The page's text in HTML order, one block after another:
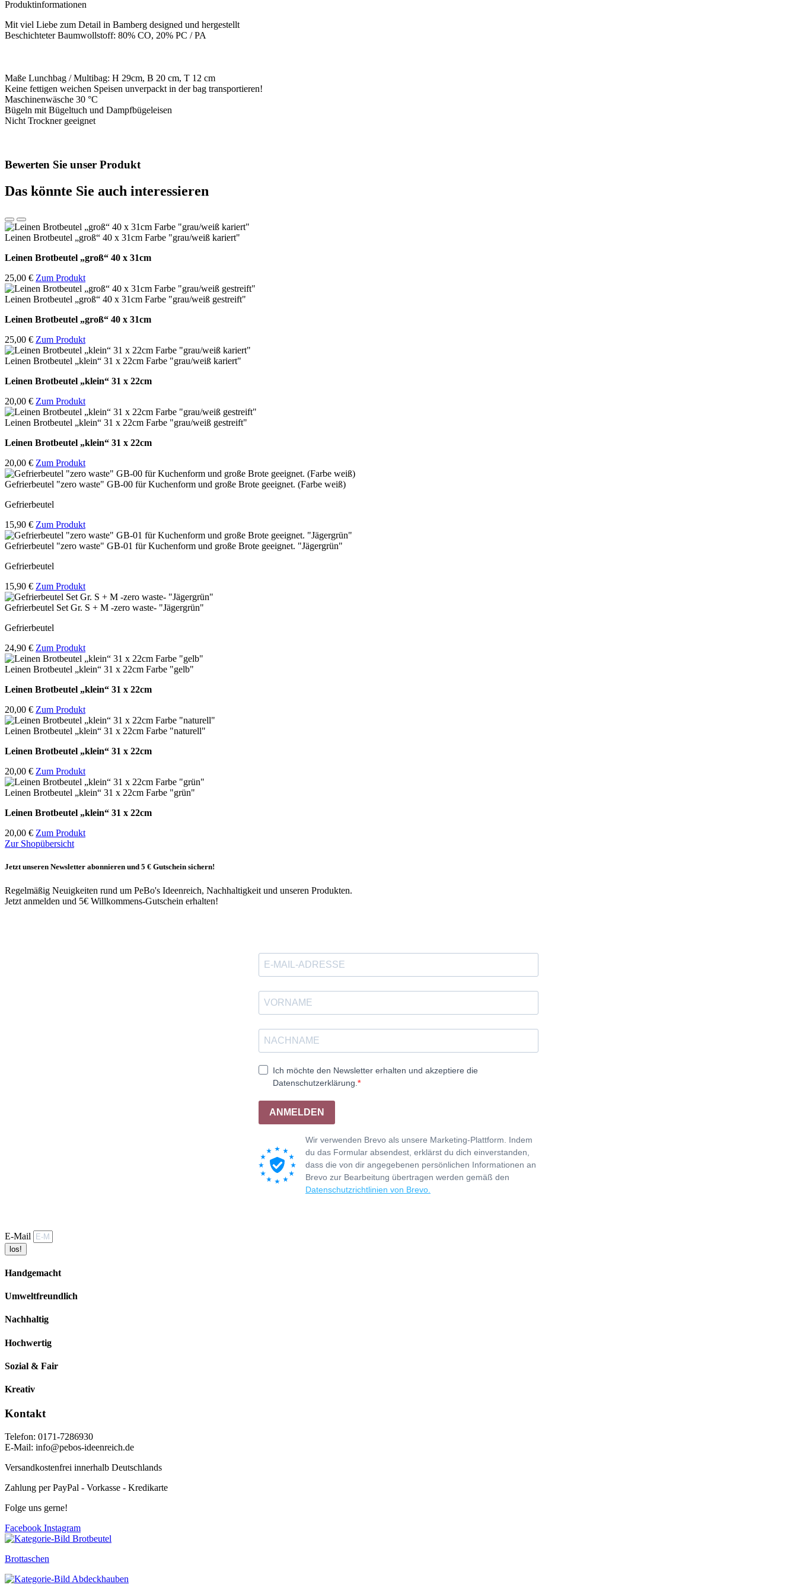
mint
Menge
Produktinformationen
Mit viel Liebe zum Detail in Bamberg designed und hergestellt
Beschichteter Baumwollstoff: 80% CO, 20% PC / PA
Maße Lunchbag / Multibag: H 29cm, B 20 cm, T 12 cm
Keine fettigen weichen Speisen unverpackt in der bag transportieren!
Maschinenwäsche 30 °C
Bügeln mit Bügeltuch und Dampfbügeleisen
Nicht Trockner geeignet
Bewerten Sie unser Produkt
Das könnte Sie auch interessieren
Leinen Brotbeutel „groß“ 40 x 31cm Farbe "grau/weiß kariert"
Leinen Brotbeutel „groß“ 40 x 31cm
25,00 € Zum Produkt
Leinen Brotbeutel „groß“ 40 x 31cm Farbe "grau/weiß gestreift"
Leinen Brotbeutel „groß“ 40 x 31cm
25,00 € Zum Produkt
Leinen Brotbeutel „klein“ 31 x 22cm Farbe "grau/weiß kariert"
Leinen Brotbeutel „klein“ 31 x 22cm
20,00 € Zum Produkt
Leinen Brotbeutel „klein“ 31 x 22cm Farbe "grau/weiß gestreift"
Leinen Brotbeutel „klein“ 31 x 22cm
20,00 € Zum Produkt
Gefrierbeutel "zero waste" GB-00 für Kuchenform und große Brote geeignet. (Farbe weiß)
Gefrierbeutel
15,90 € Zum Produkt
Gefrierbeutel "zero waste" GB-01 für Kuchenform und große Brote geeignet. "Jägergrün"
Gefrierbeutel
15,90 € Zum Produkt
Gefrierbeutel Set Gr. S + M -zero waste- "Jägergrün"
Gefrierbeutel
24,90 € Zum Produkt
Leinen Brotbeutel „klein“ 31 x 22cm Farbe "gelb"
Leinen Brotbeutel „klein“ 31 x 22cm
20,00 € Zum Produkt
Leinen Brotbeutel „klein“ 31 x 22cm Farbe "naturell"
Leinen Brotbeutel „klein“ 31 x 22cm
20,00 € Zum Produkt
Leinen Brotbeutel „klein“ 31 x 22cm Farbe "grün"
Leinen Brotbeutel „klein“ 31 x 22cm
20,00 € Zum Produkt
Zur Shopübersicht
Jetzt unseren Newsletter abonnieren und 5 € Gutschein sichern!
Regelmäßig Neuigkeiten rund um PeBo's Ideenreich, Nachhaltigkeit und unseren Produkten.
Jetzt anmelden und 5€ Willkommens-Gutschein erhalten!
Ich möchte den Newsletter erhalten und akzeptiere die
Datenschutzerklärung.
ANMELDEN
Wir verwenden Brevo als unsere Marketing-Plattform. Indem
du das Formular absendest, erklärst du dich einverstanden,
dass die von dir angegebenen persönlichen Informationen an
Brevo zur Bearbeitung übertragen werden gemäß den
Datenschutzrichtlinien von Brevo.
E-Mail
los!
Handgemacht
Umweltfreundlich
Nachhaltig
Hochwertig
Sozial & Fair
Kreativ
Kontakt
Telefon: 0171-7286930
E-Mail: info@pebos-ideenreich.de
Versandkostenfrei innerhalb Deutschlands
Zahlung per PayPal - Vorkasse - Kredikarte
Folge uns gerne!
Facebook Instagram
Brottaschen